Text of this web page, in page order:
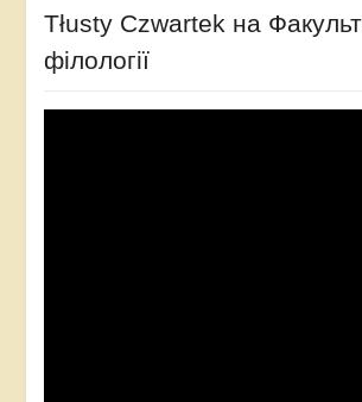
Tłusty Czwartek на
філології